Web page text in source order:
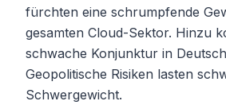
fürchten eine schrumpfende
gesamten Cloud-Sektor. Hinzu
schwache Konjunktur in
Geopolitische Risiken lasten
Schwergewicht.